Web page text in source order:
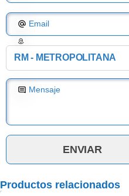
Email
Mensaje
Productos relacionados